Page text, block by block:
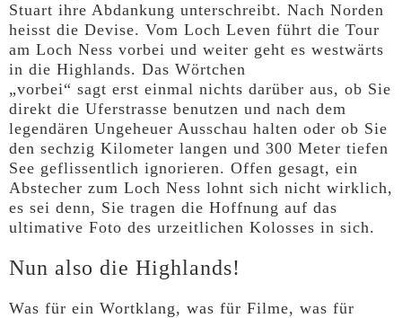
Stuart ihre Abdankung unterschreibt. Nach Norden
heisst die Devise. Vom Loch Leven führt die Tour
am Loch Ness vorbei und weiter geht es westwärts
in die Highlands. Das Wörtchen
„vorbei“ sagt erst einmal nichts darüber aus, ob Sie
direkt die Uferstrasse benutzen und nach dem
legendären Ungeheuer Ausschau halten oder ob Sie
den sechzig Kilometer langen und 300 Meter tiefen
See geflissentlich ignorieren. Offen gesagt, ein
Abstecher zum Loch Ness lohnt sich nicht wirklich,
es sei denn, Sie tragen die Hoffnung auf das
ultimative Foto des urzeitlichen Kolosses in sich.
Nun also die Highlands!
Was für ein Wortklang, was für Filme, was für